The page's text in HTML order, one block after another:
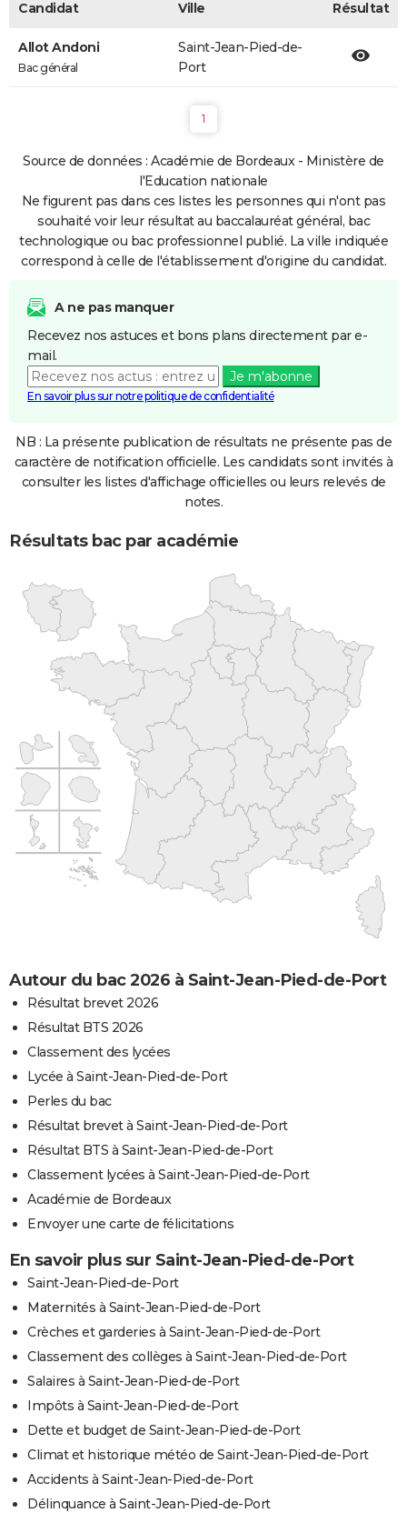
Candidat Ville Résultat
Allot Andoni
Bac général
Saint-Jean-Pied-de-
Port
1
Source de données : Académie de Bordeaux - Ministère de
l'Education nationale
Ne figurent pas dans ces listes les personnes qui n'ont pas
souhaité voir leur résultat au baccalauréat général, bac
technologique ou bac professionnel publié. La ville indiquée
correspond à celle de l'établissement d'origine du candidat.
A ne pas manquer
Recevez nos astuces et bons plans directement par e-
mail.
Je m'abonne
En savoir plus sur notre politique de confidentialité
NB : La présente publication de résultats ne présente pas de
caractère de notification officielle. Les candidats sont invités à
consulter les listes d'affichage officielles ou leurs relevés de
notes.
Résultats bac par académie
Autour du bac 2026 à Saint-Jean-Pied-de-Port
Résultat brevet 2026
Résultat BTS 2026
Classement des lycées
Lycée à Saint-Jean-Pied-de-Port
Perles du bac
Résultat brevet à Saint-Jean-Pied-de-Port
Résultat BTS à Saint-Jean-Pied-de-Port
Classement lycées à Saint-Jean-Pied-de-Port
Académie de Bordeaux
Envoyer une carte de félicitations
En savoir plus sur Saint-Jean-Pied-de-Port
Saint-Jean-Pied-de-Port
Maternités à Saint-Jean-Pied-de-Port
Crèches et garderies à Saint-Jean-Pied-de-Port
Classement des collèges à Saint-Jean-Pied-de-Port
Salaires à Saint-Jean-Pied-de-Port
Impôts à Saint-Jean-Pied-de-Port
Dette et budget de Saint-Jean-Pied-de-Port
Climat et historique météo de Saint-Jean-Pied-de-Port
Accidents à Saint-Jean-Pied-de-Port
Délinquance à Saint-Jean-Pied-de-Port